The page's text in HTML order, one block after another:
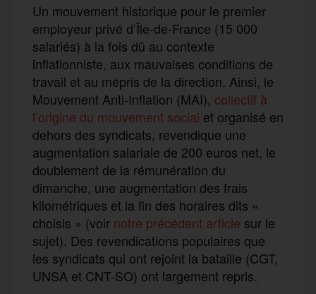
Un mouvement historique pour le premier
employeur privé d’Île-de-France (15 000
salariés) à la fois dû au contexte
inflationniste, aux mauvaises conditions de
travail et au mépris de la direction. Ainsi, le
Mouvement Anti-Inflation (MAI), collectif à
l’origine du mouvement social et organisé en
dehors des syndicats, revendique une
augmentation salariale de 200 euros net, le
doublement de la rémunération du
dimanche, une augmentation des frais
kilométriques et la fin des horaires dits «
choisis » (voir notre précédent article sur le
sujet). Des revendications populaires que
les syndicats qui ont rejoint la bataille (CGT,
UNSA et CNT-SO) ont largement repris.